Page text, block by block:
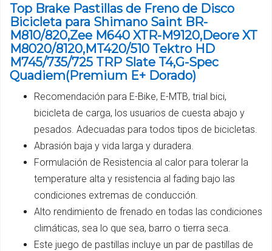
Top Brake Pastillas de Freno de Disco
Bicicleta para Shimano Saint BR-
M810/820,Zee M640 XTR-M9120,Deore XT
M8020/8120,MT420/510 Tektro HD
M745/735/725 TRP Slate T4,G-Spec
Quadiem(Premium E+ Dorado)
Recomendación para E-Bike, E-MTB, trial bici,
bicicleta de carga, los usuarios de cuesta abajo y
pesados. Adecuadas para todos tipos de bicicletas.
Abrasión baja y vida larga y duradera.
Formulación de Resistencia al calor para tolerar la
temperature alta y resistencia al fading bajo las
condiciones extremas de conducción.
Alto rendimiento de frenado en todas las condiciones
climáticas, sea lo que sea, barro o tierra seca.
Este juego de pastillas incluye un par de pastillas de